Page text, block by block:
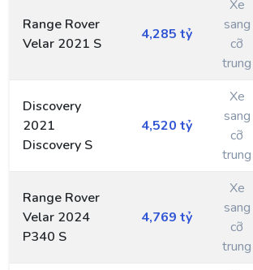
Range Rover
Velar 2021 S
4,285 tỷ
Xe
sang
cỡ
trung
Discovery
2021
Discovery S
4,520 tỷ
Xe
sang
cỡ
trung
Range Rover
Velar 2024
P340 S
4,769 tỷ
Xe
sang
cỡ
trung